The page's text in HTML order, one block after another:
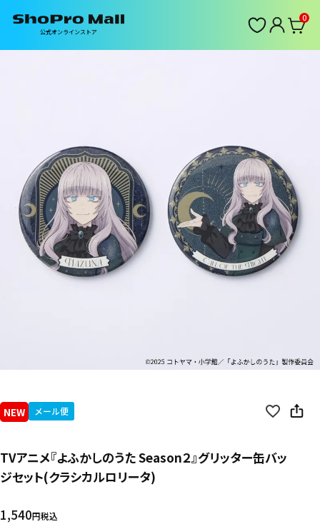
公式オンラインストア
0
NEW メール便
TVアニメ『よふかしのうた Season２』グリッター缶バッ
ジセット(クラシカルロリータ)
1,540 税込